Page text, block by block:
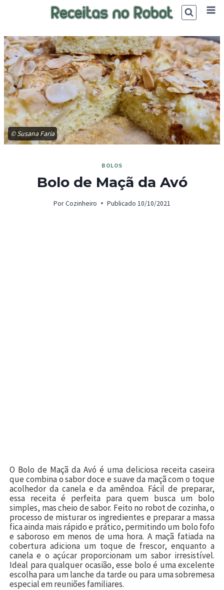
© Susana Faria
BOLOS
Bolo de Maçã da Avó
Por Cozinheiro Publicado 10/10/2021
O Bolo de Maçã da Avó é uma deliciosa receita caseira
que combina o sabor doce e suave da maçã com o toque
acolhedor da canela e da amêndoa. Fácil de preparar,
essa receita é perfeita para quem busca um bolo
simples, mas cheio de sabor. Feito no robot de cozinha, o
processo de misturar os ingredientes e preparar a massa
fica ainda mais rápido e prático, permitindo um bolo fofo
e saboroso em menos de uma hora. A maçã fatiada na
cobertura adiciona um toque de frescor, enquanto a
canela e o açúcar proporcionam um sabor irresistível.
Ideal para qualquer ocasião, esse bolo é uma excelente
escolha para um lanche da tarde ou para uma sobremesa
especial em reuniões familiares.